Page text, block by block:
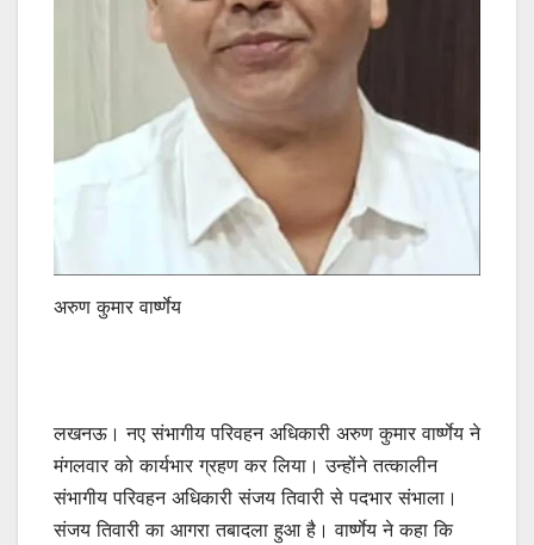
अरुण कुमार वार्ष्णेय
लखनऊ। नए संभागीय परिवहन अधिकारी अरुण कुमार वार्ष्णेय ने
मंगलवार को कार्यभार ग्रहण कर लिया। उन्होंने तत्कालीन
संभागीय परिवहन अधिकारी संजय तिवारी से पदभार संभाला।
संजय तिवारी का आगरा तबादला हुआ है। वार्ष्णेय ने कहा कि